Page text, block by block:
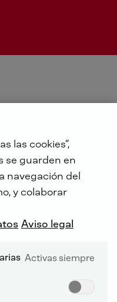
de piezas de
incluido el
hasta 500 horas de
con el primer
debe llevarse a
las cookies”,
se guarden en
navegación del
y colaborar
Aviso legal
Activas siempre